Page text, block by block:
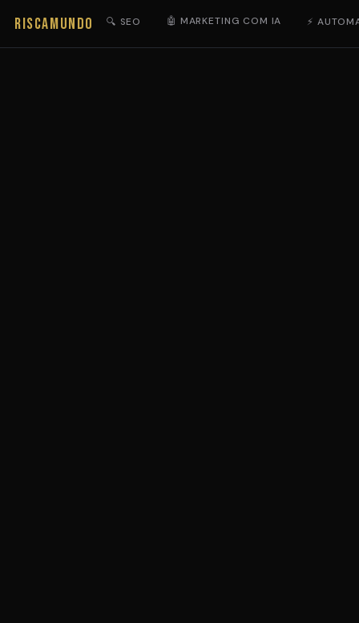
RISCAMUNDO 🔍 SEO 🤖 MARKETING COM IA ⚡